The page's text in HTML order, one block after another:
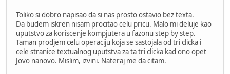
Toliko si dobro napisao da si nas prosto ostavio bez texta.
Da budem iskren nisam procitao celu pricu. Malo mi deluje kao
uputstvo za koriscenje kompjutera u fazonu step by step.
Taman prodjem celu operaciju koja se sastojala od tri clicka i
cele stranice textualnog uputstva za ta tri clicka kad ono opet
Jovo nanovo. Mislim, izvini. Nateraj me da citam.